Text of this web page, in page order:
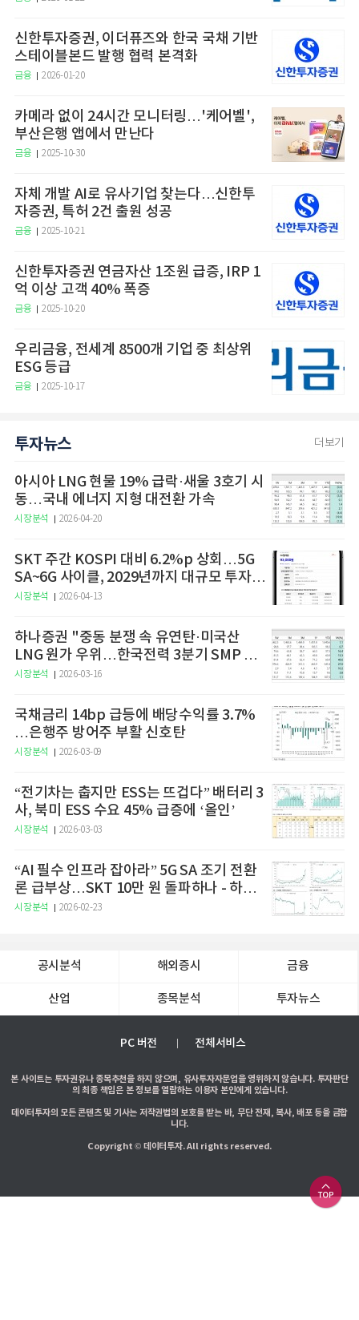
신한투자증권, 이더퓨즈와 한국 국채 기반
스테이블본드 발행 협력 본격화
금융 2026-01-20
카메라 없이 24시간 모니터링…'케어벨',
부산은행 앱에서 만난다
금융 2025-10-30
자체 개발 AI로 유사기업 찾는다…신한투
자증권, 특허 2건 출원 성공
금융 2025-10-21
신한투자증권 연금자산 1조원 급증, IRP 1
억 이상 고객 40% 폭증
금융 2025-10-20
우리금융, 전세계 8500개 기업 중 최상위
ESG 등급
금융 2025-10-17
투자뉴스 더보기
아시아 LNG 현물 19% 급락·새울 3호기 시
동…국내 에너지 지형 대전환 가속
시장분석 2026-04-20
SKT 주간 KOSPI 대비 6.2%p 상회…5G
SA~6G 사이클, 2029년까지 대규모 투자
예고
시장분석 2026-04-13
하나증권 "중동 분쟁 속 유연탄·미국산
LNG 원가 우위…한국전력 3분기 SMP 상
승 전망"
시장분석 2026-03-16
국채금리 14bp 급등에 배당수익률 3.7%
…은행주 방어주 부활 신호탄
시장분석 2026-03-09
“전기차는 춥지만 ESS는 뜨겁다” 배터리 3
사, 북미 ESS 수요 45% 급증에 ‘올인’
시장분석 2026-03-03
“AI 필수 인프라 잡아라” 5G SA 조기 전환
론 급부상…SKT 10만 원 돌파하나 - 하나
증권
시장분석 2026-02-23
공시분석 해외증시 금융
산업 종목분석 투자뉴스
PC 버전 전체서비스
본 사이트는 투자권유나 종목추천을 하지 않으며, 유사투자자문업을 영위하지 않습니다. 투자판단
의 최종 책임은 본 정보를 열람하는 이용자 본인에게 있습니다.
데이터투자의 모든 콘텐츠 및 기사는 저작권법의 보호를 받는 바, 무단 전재, 복사, 배포 등을 금합
니다.
Copyright © 데이터투자. All rights reserved.